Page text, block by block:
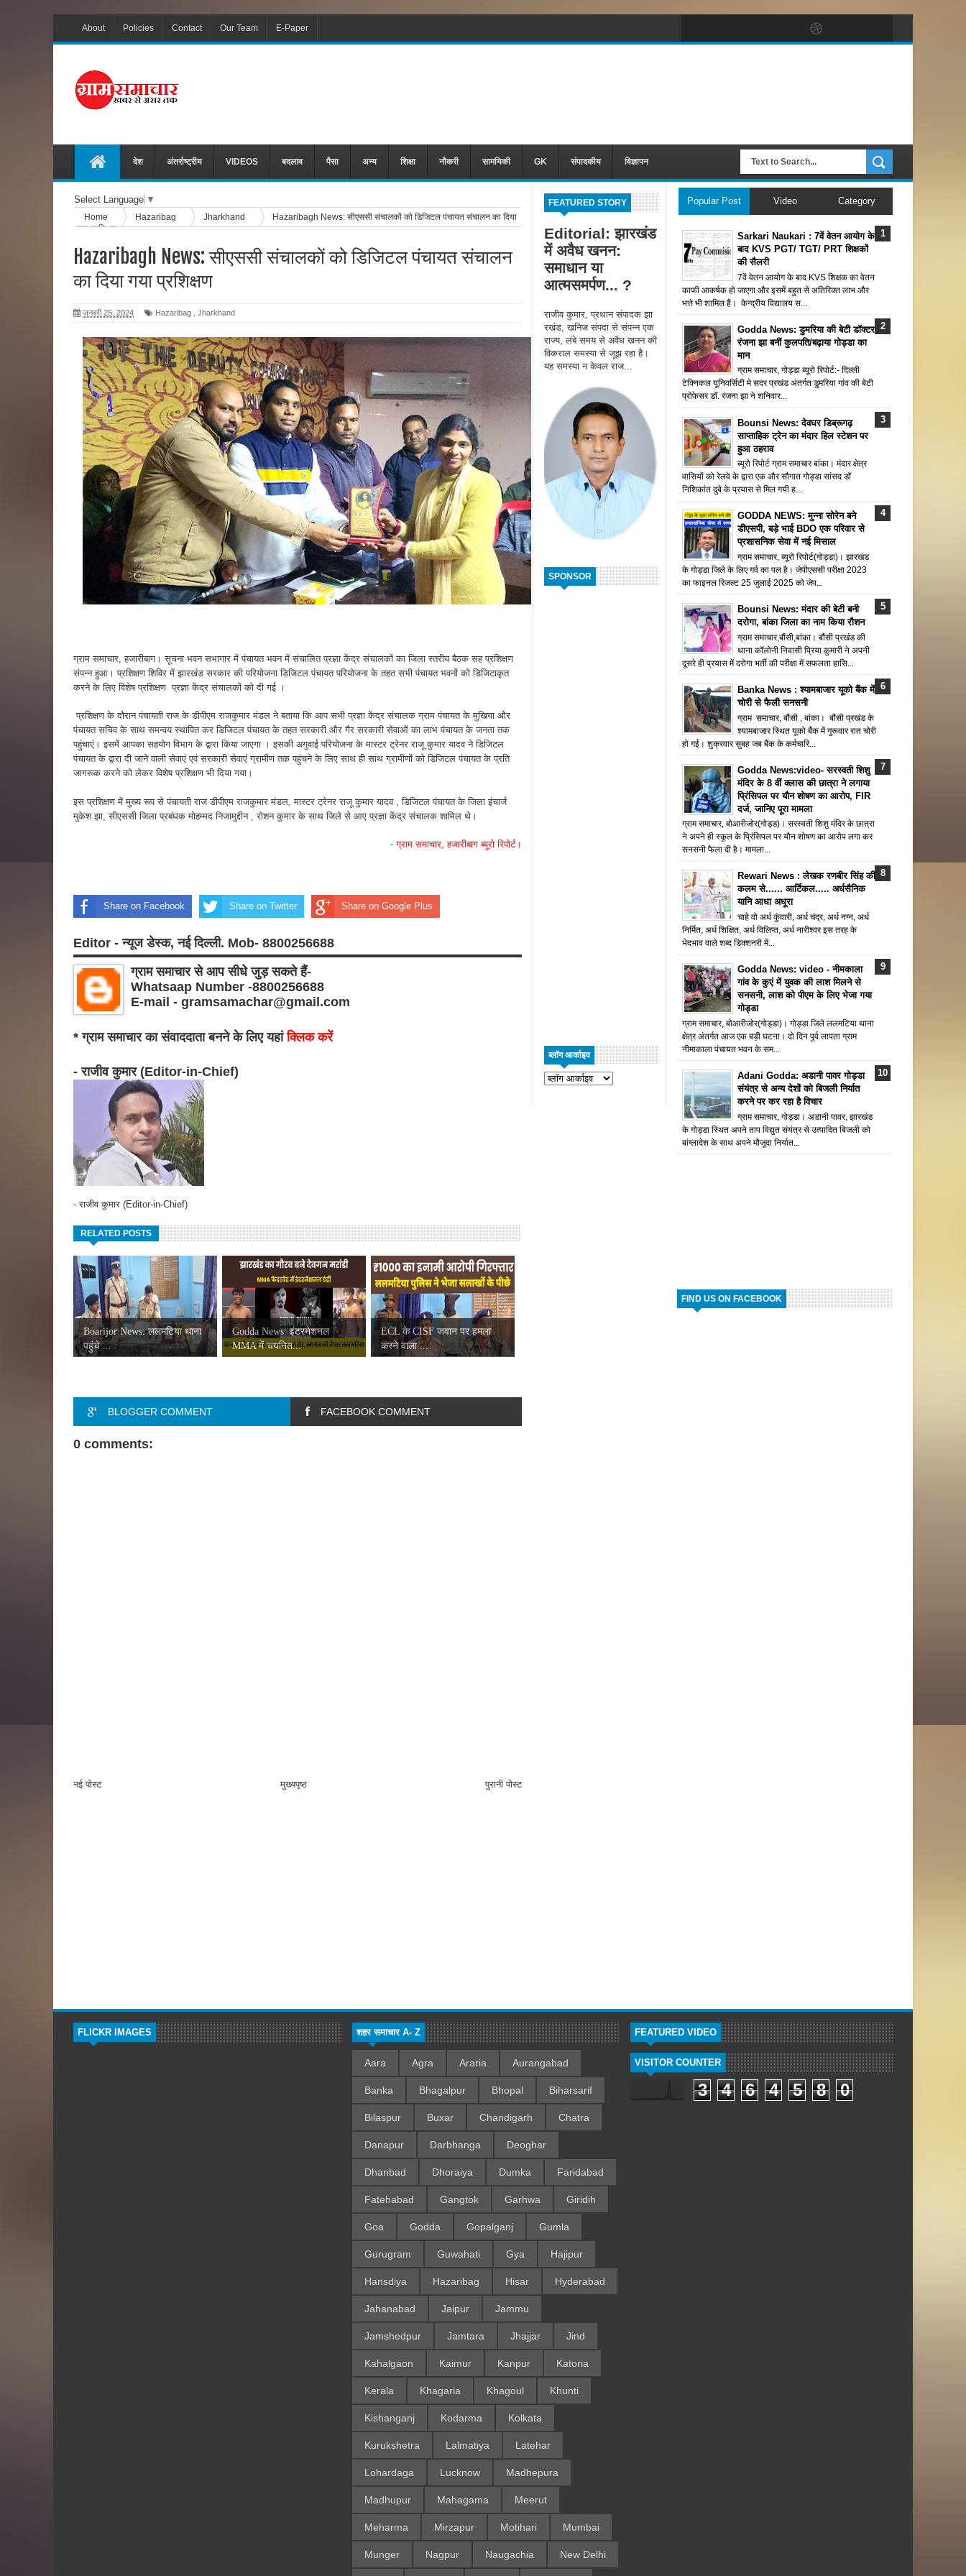
About Policies Contact Our Team E-Paper
देश अंतर्राष्ट्रीय VIDEOS बदलाव पैसा अन्य शिक्षा नौकरी सामयिकी GK संपादकीय विज्ञापन
FEATURED STORY
Editorial: झारखंड
में अवैध खनन:
समाधान या
आत्मसमर्पण... ?
राजीव कुमार, प्रथान संपादक झा
रखंड, खनिज संपदा से संपन्न एक
राज्य, लंबे समय से अवैध खनन की
विकराल समस्या से जूझ रहा है।
यह समस्या न केवल राज...
SPONSOR
ब्लॉग आर्काइव
Select Language ▼
Home Hazaribag Jharkhand
Hazaribagh News: सीएससी संचालकों को डिजिटल पंचायत संचालन का दिया
गया प्रशिक्षण
Hazaribagh News: सीएससी संचालकों को डिजिटल पंचायत संचालन
का दिया गया प्रशिक्षण
जनवरी 25, 2024 Hazaribag Jharkhand
ग्राम समाचार, हजारीबाग। सूचना भवन सभागार में पंचायत भवन में संचालित प्रज्ञा केंद्र संचालकों का जिला स्तरीय बैठक सह प्रशिक्षण
संपन्न हुआ। प्रशिक्षण शिविर में झारखंड सरकार की परियोजना डिजिटल पंचायत परियोजना के तहत सभी पंचायत भवनों को डिजिटाकृत
करने के लिए विशेष प्रशिक्षण प्रज्ञा केंद्र संचालकों को दी गई ।
प्रशिक्षण के दौरान पंचायती राज के डीपीएम राजकुमार मंडल ने बताया कि आप सभी प्रज्ञा केंद्र संचालक ग्राम पंचायत के मुखिया और
पंचायत सचिव के साथ समन्वय स्थापित कर डिजिटल पंचायत के तहत सरकारी और गैर सरकारी सेवाओं का लाभ पंचायत के जनता तक
पहुंचाएं। इसमें आपका सहयोग विभाग के द्वारा किया जाएगा । इसकी अगुवाई परियोजना के मास्टर ट्रेनर राजू कुमार यादव ने डिजिटल
पंचायत के द्वारा दी जाने वाली सेवाएं एवं सरकारी सेवाएं ग्रामीण तक पहुंचने के लिए साथ ही साथ ग्रामीणों को डिजिटल पंचायत के प्रति
जागरूक करने को लेकर विशेष प्रशिक्षण भी दिया गया।
इस प्रशिक्षण में मुख्य रूप से पंचायती राज डीपीएम राजकुमार मंडल, मास्टर ट्रेनर राजू कुमार यादव , डिजिटल पंचायत के जिला इंचार्ज
मुकेश झा, सीएससी जिला प्रबंधक मोहम्मद निजामुद्दीन , रोशन कुमार के साथ जिले से आए प्रज्ञा केंद्र संचालक शामिल थे।
- ग्राम समाचार, हजारीबाग ब्यूरो रिपोर्ट।
Share on Facebook Share on Twitter Share on Google Plus
Editor - न्यूज डेस्क, नई दिल्ली. Mob- 8800256688
ग्राम समाचार से आप सीधे जुड़ सकते हैं-
Whatsaap Number -8800256688
E-mail - gramsamachar@gmail.com
* ग्राम समाचार का संवाददाता बनने के लिए यहांक्लिक करें
- राजीव कुमार (Editor-in-Chief)
- राजीव कुमार (Editor-in-Chief)
RELATED POSTS
Boarijor News: ललमटिया थाना
पहुंचे ...
Godda News: इंटरनेशनल
MMA में चयनित...
ECL के CISF जवान पर हमला
करने वाला ...
BLOGGER COMMENT FACEBOOK COMMENT
0 comments:
नई पोस्ट पुरानी पोस्ट
मुख्यपृष्ठ
Popular Post Video Category
Sarkari Naukari : 7वें वेतन आयोग के
बाद KVS PGT/ TGT/ PRT शिक्षकों
की सैलरी
7वें वेतन आयोग के बाद KVS शिक्षक का वेतन
काफी आकर्षक हो जाएगा और इसमें बहुत से अतिरिक्त लाभ और
भत्ते भी शामिल हैं। केन्द्रीय विद्यालय स...
Godda News: डुमरिया की बेटी डॉक्टर
रंजना झा बनीं कुलपति/बढ़ाया गोड्डा का
मान
ग्राम समाचार, गोड्डा ब्यूरो रिपोर्ट:- दिल्ली
टेक्निकल यूनिवर्सिटी मे सदर प्रखंड अंतर्गत डुमरिया गांव की बेटी
प्रोफेसर डॉ. रंजना झा ने शनिवार...
Bounsi News: देवघर डिब्रूगढ़
साप्ताहिक ट्रेन का मंदार हिल स्टेशन पर
हुआ ठहराव
ब्यूरो रिपोर्ट ग्राम समाचार बांका। मंदार क्षेत्र
वासियों को रेलवे के द्वारा एक और सौगात गोड्डा सांसद डॉ
निशिकांत दुबे के प्रयास से मिल गयी ह...
GODDA NEWS: मुन्ना सोरेन बने
डीएसपी, बड़े भाई BDO एक परिवार से
प्रशासनिक सेवा में नई मिसाल
ग्राम समाचार, ब्यूरो रिपोर्ट(गोड्डा)। झारखंड
के गोड्डा जिले के लिए गर्व का पल है। जेपीएससी परीक्षा 2023
का फाइनल रिजल्ट 25 जुलाई 2025 को जेप...
Bounsi News: मंदार की बेटी बनी
दरोगा, बांका जिला का नाम किया रौशन
ग्राम समाचार,बौंसी,बांका। बौंसी प्रखंड की
थाना कॉलोनी निवासी प्रिया कुमारी ने अपनी
दूसरे ही प्रयास में दरोगा भर्ती की परीक्षा में सफलता हासि...
Banka News : श्यामबाजार यूको बैंक में
चोरी से फैली सनसनी
ग्राम समाचार, बौंसी , बांका। बौंसी प्रखंड के
श्यामबाजार स्थित यूको बैंक में गुरूवार रात चोरी
हो गई। शुक्रवार सुबह जब बैंक के कर्मचारि...
Godda News:video- सरस्वती शिशु
मंदिर के 8 वीं क्लास की छात्रा ने लगाया
प्रिंसिपल पर यौन शोषण का आरोप, FIR
दर्ज, जानिए पूरा मामला
ग्राम समाचार, बोआरीजोर(गोड्ड)। सरस्वती शिशु मंदिर के छात्रा
ने अपने ही स्कूल के प्रिंसिपल पर यौन शोषण का आरोप लगा कर
सनसनी फैला दी है। मामला...
Rewari News : लेखक रणबीर सिंह की
कलम से...... आर्टिकल..... अर्धसैनिक
यानि आधा अधूरा
चाहे वो अर्ध कुंवारी, अर्ध चंद्र, अर्ध नग्न, अर्ध
निर्मित, अर्ध शिक्षित, अर्ध विलिप्त, अर्ध नारीश्वर इस तरह के
भेदभाव वाले शब्द डिक्शनरी में...
Godda News: video - नीमकाला
गांव के कुएं में युवक की लाश मिलने से
सनसनी, लाश को पीएम के लिए भेजा गया
गोड्डा
ग्राम समाचार, बोआरीजोर(गोड्डा)। गोड्डा जिले ललमटिया थाना
क्षेत्र अंतर्गत आज एक बड़ी घटना। दो दिन पुर्व लापता ग्राम
नीमाकाला पंचायत भवन के सम...
Adani Godda: अडानी पावर गोड्डा
संयंत्र से अन्य देशों को बिजली निर्यात
करने पर कर रहा है विचार
ग्राम समाचार, गोड्डा। अडानी पावर, झारखंड
के गोड्डा स्थित अपने ताप विद्युत संयंत्र से उत्पादित बिजली को
बांग्लादेश के साथ अपने मौजूदा निर्यात...
FIND US ON FACEBOOK
FLICKR IMAGES शहर समाचार A- Z
Aara Agra Araria Aurangabad
Banka Bhagalpur Bhopal Biharsarif
Bilaspur Buxar Chandigarh Chatra
Danapur Darbhanga Deoghar
Dhanbad Dhoraiya Dumka Faridabad
Fatehabad Gangtok Garhwa Giridih
Goa Godda Gopalganj Gumla
Gurugram Guwahati Gya Hajipur
Hansdiya Hazaribag Hisar Hyderabad
Jahanabad Jaipur Jammu
Jamshedpur Jamtara Jhajjar Jind
Kahalgaon Kaimur Kanpur Katoria
Kerala Khagaria Khagoul Khunti
Kishanganj Kodarma Kolkata
Kurukshetra Lalmatiya Latehar
Lohardaga Lucknow Madhepura
Madhupur Mahagama Meerut
Meharma Mirzapur Motihari Mumbai
Munger Nagpur Naugachia New Delhi
FEATURED VIDEO
VISITOR COUNTER
3 4 6 4 5 8 0